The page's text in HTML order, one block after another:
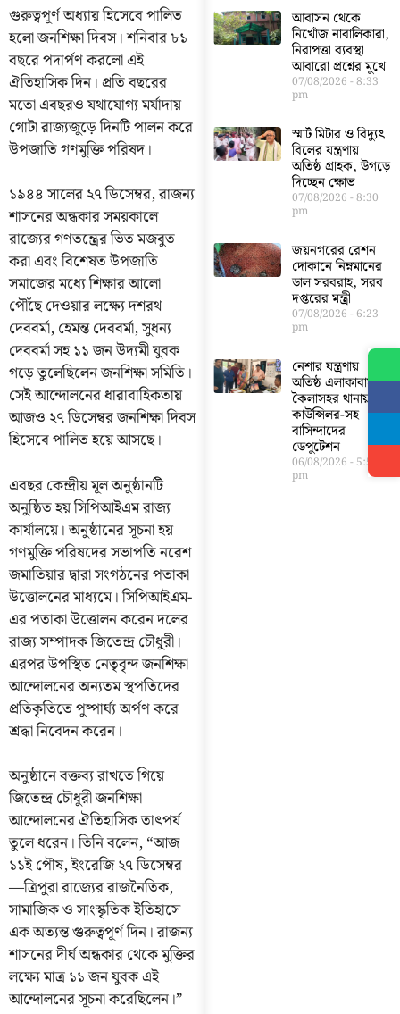
গুরুত্বপূর্ণ অধ্যায় হিসেবে পালিত
হলো জনশিক্ষা দিবস। শনিবার ৮১
বছরে পদার্পণ করলো এই
ঐতিহাসিক দিন। প্রতি বছরের
মতো এবছরও যথাযোগ্য মর্যাদায়
গোটা রাজ্যজুড়ে দিনটি পালন করে
উপজাতি গণমুক্তি পরিষদ।
১৯৪৪ সালের ২৭ ডিসেম্বর, রাজন্য
শাসনের অন্ধকার সময়কালে
রাজ্যের গণতন্ত্রের ভিত মজবুত
করা এবং বিশেষত উপজাতি
সমাজের মধ্যে শিক্ষার আলো
পৌঁছে দেওয়ার লক্ষ্যে দশরথ
দেববর্মা, হেমন্ত দেববর্মা, সুধন্য
দেববর্মা সহ ১১ জন উদ্যমী যুবক
গড়ে তুলেছিলেন জনশিক্ষা সমিতি।
সেই আন্দোলনের ধারাবাহিকতায়
আজও ২৭ ডিসেম্বর জনশিক্ষা দিবস
হিসেবে পালিত হয়ে আসছে।
এবছর কেন্দ্রীয় মূল অনুষ্ঠানটি
অনুষ্ঠিত হয় সিপিআইএম রাজ্য
কার্যালয়ে। অনুষ্ঠানের সূচনা হয়
গণমুক্তি পরিষদের সভাপতি নরেশ
জমাতিয়ার দ্বারা সংগঠনের পতাকা
উত্তোলনের মাধ্যমে। সিপিআইএম-
এর পতাকা উত্তোলন করেন দলের
রাজ্য সম্পাদক জিতেন্দ্র চৌধুরী।
এরপর উপস্থিত নেতৃবৃন্দ জনশিক্ষা
আন্দোলনের অন্যতম স্থপতিদের
প্রতিকৃতিতে পুষ্পার্ঘ্য অর্পণ করে
শ্রদ্ধা নিবেদন করেন।
অনুষ্ঠানে বক্তব্য রাখতে গিয়ে
জিতেন্দ্র চৌধুরী জনশিক্ষা
আন্দোলনের ঐতিহাসিক তাৎপর্য
তুলে ধরেন। তিনি বলেন, “আজ
১১ই পৌষ, ইংরেজি ২৭ ডিসেম্বর
—ত্রিপুরা রাজ্যের রাজনৈতিক,
সামাজিক ও সাংস্কৃতিক ইতিহাসে
এক অত্যন্ত গুরুত্বপূর্ণ দিন। রাজন্য
শাসনের দীর্ঘ অন্ধকার থেকে মুক্তির
লক্ষ্যে মাত্র ১১ জন যুবক এই
আন্দোলনের সূচনা করেছিলেন।”
আবাসন থেকে
নিখোঁজ নাবালিকারা,
নিরাপত্তা ব্যবস্থা
আবারো প্রশ্নের মুখে
07/08/2026 8:33
pm
স্মার্ট মিটার ও বিদ্যুৎ
বিলের যন্ত্রণায়
অতিষ্ঠ গ্রাহক, উগড়ে
দিচ্ছেন ক্ষোভ
07/08/2026 8:30
pm
জয়নগরের রেশন
দোকানে নিম্নমানের
ডাল সরবরাহ, সরব
দপ্তরের মন্ত্রী
07/08/2026 6:23
pm
নেশার যন্ত্রণায়
অতিষ্ঠ এলাকাবাসী,
কৈলাসহর থানায়
কাউন্সিলর-সহ
বাসিন্দাদের
ডেপুটেশন
06/08/2026 5:56
pm